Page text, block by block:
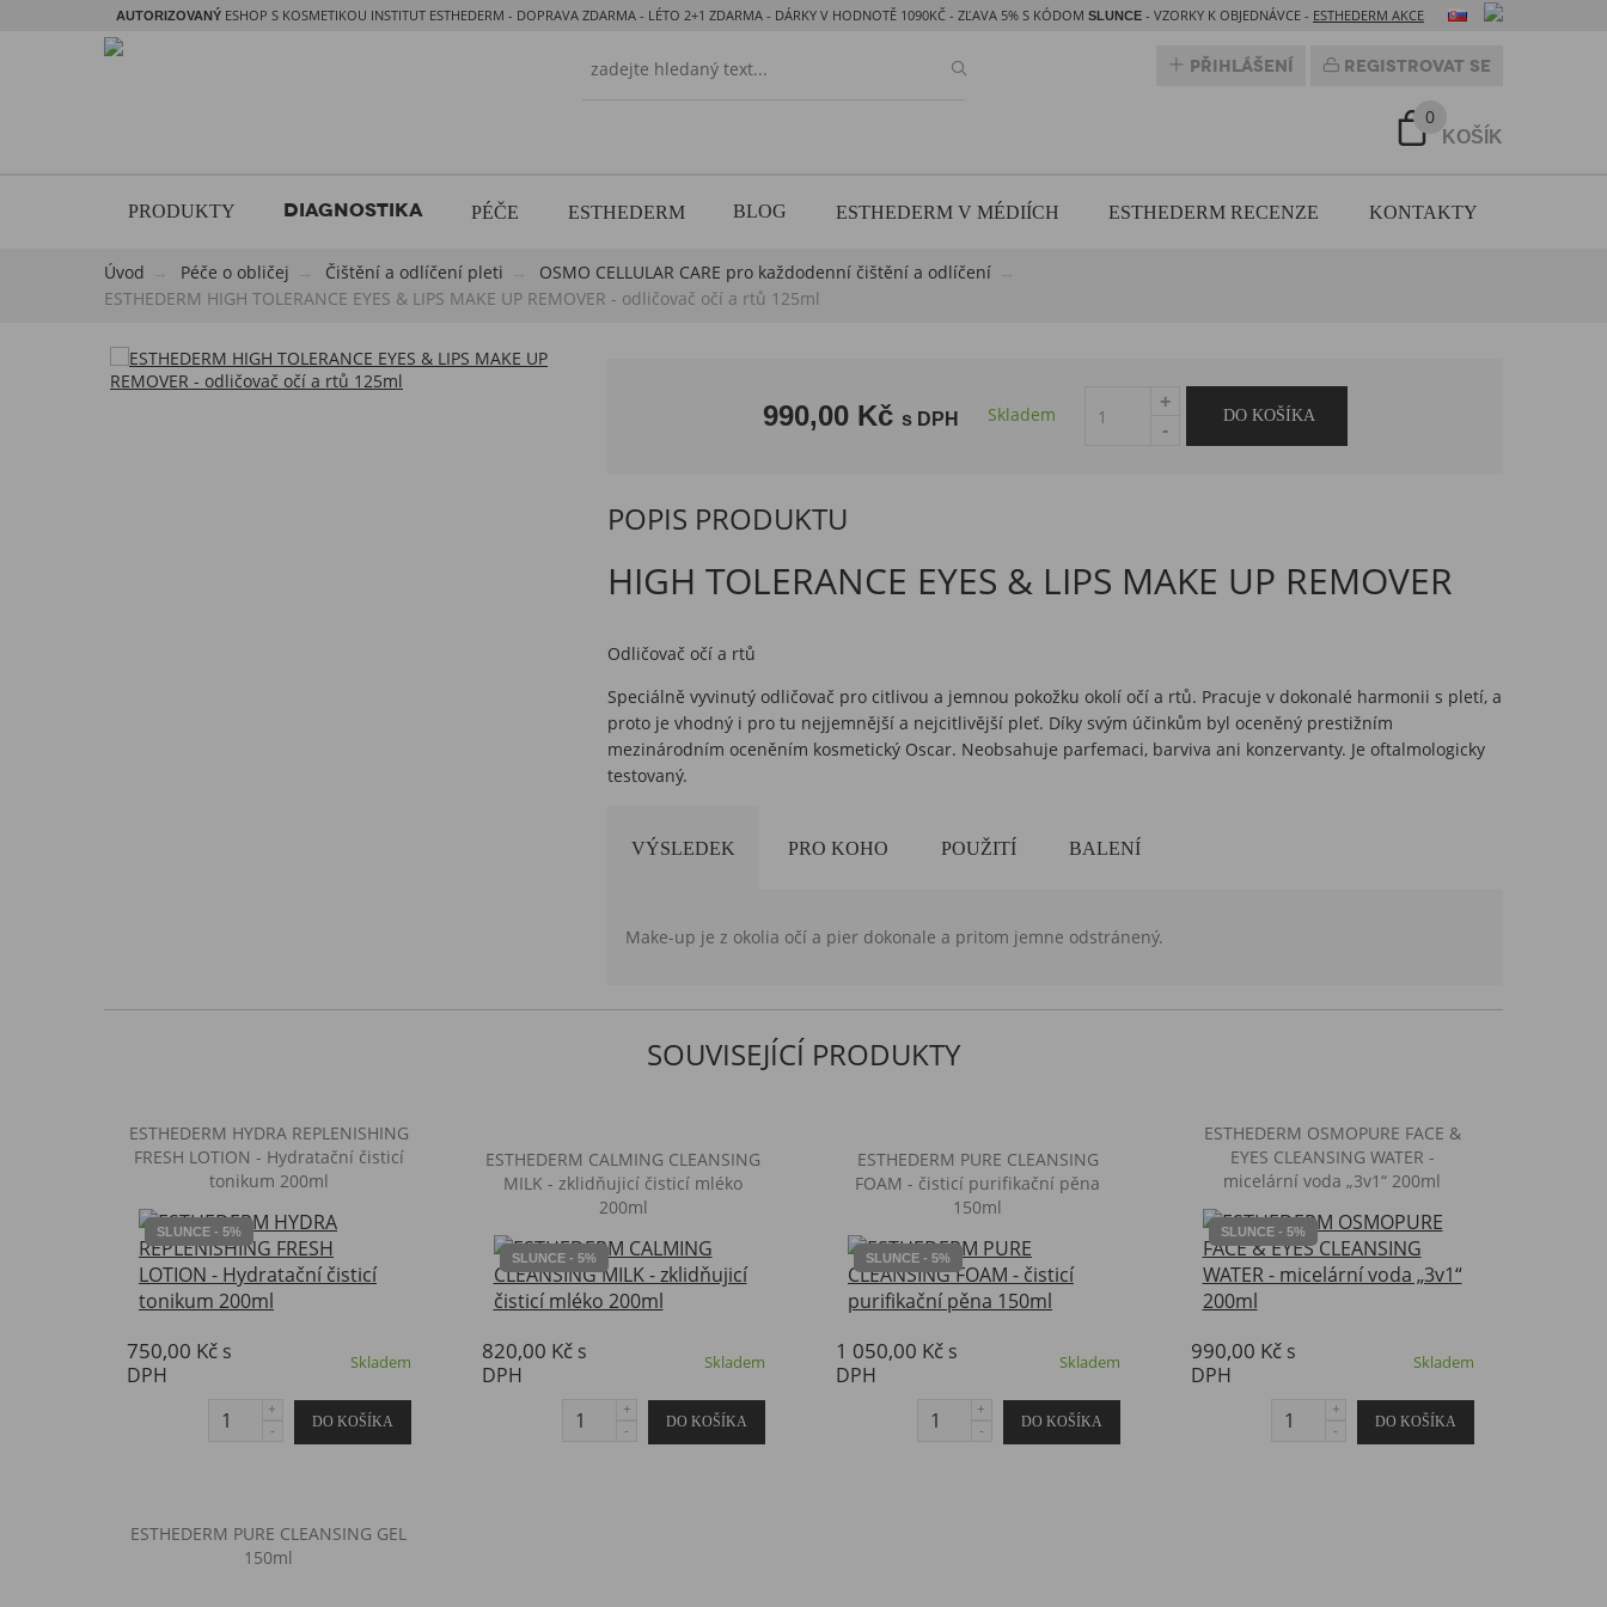
AUTORIZOVANÝ ESHOP S KOSMETIKOU INSTITUT ESTHEDERM - DOPRAVA ZDARMA - LÉTO 2+1 ZDARMA - DÁRKY V HODNOTĚ 1090KČ - ZĽAVA 5% S KÓDOM SLUNCE - VZORKY K OBJEDNÁVCE - ESTHEDERM AKCE
Přihlášení Registrovat se
0
KOŠÍK
PRODUKTY DIAGNOSTIKA PÉČE ESTHEDERM BLOG ESTHEDERM V MÉDIÍCH ESTHEDERM RECENZE KONTAKTY
Úvod Péče o obličej ​Čištění a odlíčení pleti
​OSMO CELLULAR CARE pro každodenní čištění a odlíčení
ESTHEDERM ​HIGH TOLERANCE EYES & LIPS MAKE UP REMOVER - odličovač očí a rtů 125ml
990,00 Kčs DPH Skladem
POPIS PRODUKTU
HIGH TOLERANCE EYES & LIPS MAKE UP REMOVER
Odličovač očí a rtů
Speciálně vyvinutý odličovač pro citlivou a jemnou pokožku okolí očí a rtů. Pracuje v dokonalé harmonii s pletí, a
proto je vhodný i pro tu nejjemnější a nejcitlivější pleť. Díky svým účinkům byl oceněný prestižním
mezinárodním oceněním kosmetický Oscar. Neobsahuje parfemaci, barviva ani konzervanty. Je oftalmologicky
testovaný.
VÝSLEDEK PRO KOHO POUŽITÍ BALENÍ
Make-up je z okolia očí a pier dokonale a pritom jemne odstránený.
SOUVISEJÍCÍ PRODUKTY
ESTHEDERM HYDRA REPLENISHING
FRESH LOTION - Hydratační čisticí
tonikum 200ml
SLUNCE - 5%
750,00 Kč s
DPH
Skladem
ESTHEDERM CALMING CLEANSING
MILK - zklidňujicí čisticí mléko
200ml
SLUNCE - 5%
820,00 Kč s
DPH
Skladem
ESTHEDERM PURE CLEANSING
FOAM - čisticí purifikační pěna
150ml
SLUNCE - 5%
1 050,00 Kč s
DPH
Skladem
ESTHEDERM OSMOPURE FACE &
EYES CLEANSING WATER -
micelární voda „3v1“ 200ml
SLUNCE - 5%
990,00 Kč s
DPH
Skladem
ESTHEDERM PURE CLEANSING GEL
150ml